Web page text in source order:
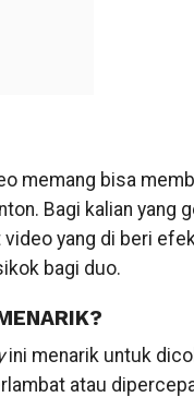
memang bisa
Bagi kalian yang
yang di beri
bagi duo.
ini menarik untuk
atau